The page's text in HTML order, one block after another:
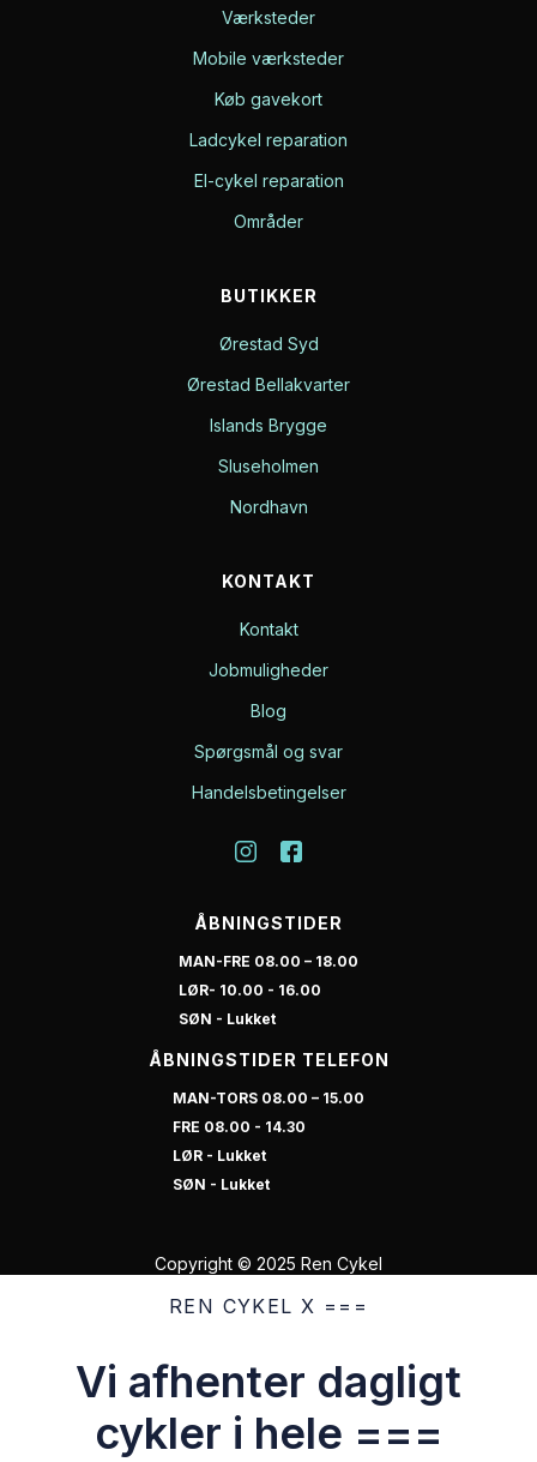
Værksteder
Mobile værksteder
Køb gavekort
Ladcykel reparation
El-cykel reparation
Områder
BUTIKKER
Ørestad Syd
Ørestad Bellakvarter
Islands Brygge
Sluseholmen
Nordhavn
KONTAKT
Kontakt
Jobmuligheder
Blog
Spørgsmål og svar
Handelsbetingelser
ÅBNINGSTIDER
MAN-FRE 08.00 – 18.00
LØR- 10.00 - 16.00
SØN - Lukket
ÅBNINGSTIDER TELEFON
MAN-TORS 08.00 – 15.00
FRE 08.00 - 14.30
LØR - Lukket
SØN - Lukket
Copyright © 2025 Ren Cykel
REN CYKEL X ===
Vi afhenter dagligt
cykler i hele ===